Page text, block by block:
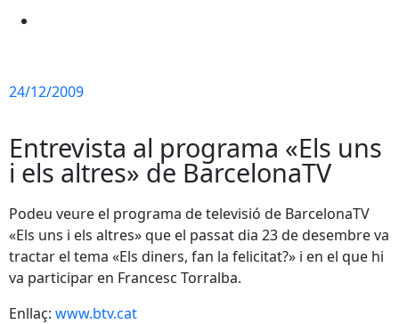
24/12/2009
Entrevista al programa «Els uns
i els altres» de BarcelonaTV
Podeu veure el programa de televisió de BarcelonaTV
«Els uns i els altres» que el passat dia 23 de desembre va
tractar el tema «Els diners, fan la felicitat?» i en el que hi
va participar en Francesc Torralba.
Enllaç: www.btv.cat